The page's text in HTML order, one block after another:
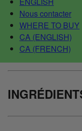
Nous contacter
WHERE TO BUY
CA (ENGLISH)
CA (FRENCH)